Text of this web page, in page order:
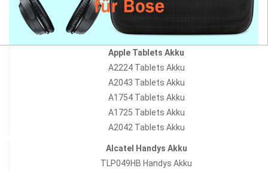
Apple Tablets Akku
A2224 Tablets Akku
A2043 Tablets Akku
A1754 Tablets Akku
A1725 Tablets Akku
A2042 Tablets Akku
Alcatel Handys Akku
TLP049HB Handys Akku